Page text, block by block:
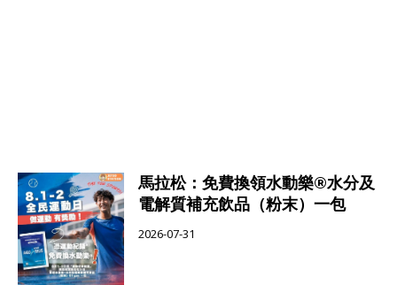
馬拉松：免費換領水動樂®水分及
電解質補充飲品（粉末）一包
2026-07-31